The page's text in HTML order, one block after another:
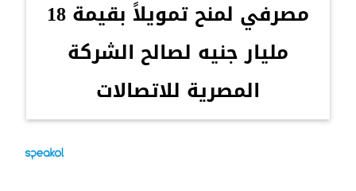
مصرفي لمنح تمويلاً بقيمة 18
مليار جنيه لصالح الشركة
المصرية للاتصالات